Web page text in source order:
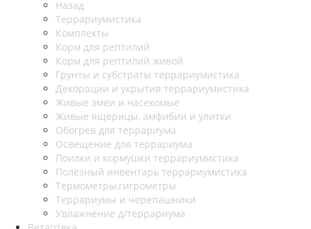
Назад
Террариумистика
Комплекты
Корм для рептилий
Корм для рептилий живой
Грунты и субстраты террариумистика
Декорации и укрытия террариумистика
Живые змеи и насекомые
Живые ящерицы, амфибии и улитки
Обогрев для террариума
Освещение для террариума
Поилки и кормушки террариумистика
Полезный инвентарь террариумистика
Термометры,гигрометры
Террариумы и черепашники
Увлажнение д/террариума